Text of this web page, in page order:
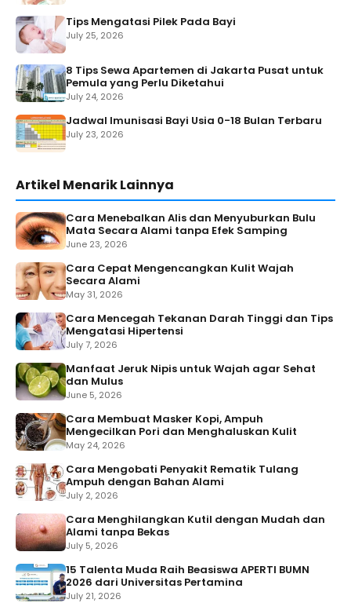
Tips Mengatasi Pilek Pada Bayi
July 25, 2026
8 Tips Sewa Apartemen di Jakarta Pusat untuk
Pemula yang Perlu Diketahui
July 24, 2026
Jadwal Imunisasi Bayi Usia 0-18 Bulan Terbaru
July 23, 2026
Artikel Menarik Lainnya
Cara Menebalkan Alis dan Menyuburkan Bulu
Mata Secara Alami tanpa Efek Samping
June 23, 2026
Cara Cepat Mengencangkan Kulit Wajah
Secara Alami
May 31, 2026
Cara Mencegah Tekanan Darah Tinggi dan Tips
Mengatasi Hipertensi
July 7, 2026
Manfaat Jeruk Nipis untuk Wajah agar Sehat
dan Mulus
June 5, 2026
Cara Membuat Masker Kopi, Ampuh
Mengecilkan Pori dan Menghaluskan Kulit
May 24, 2026
Cara Mengobati Penyakit Rematik Tulang
Ampuh dengan Bahan Alami
July 2, 2026
Cara Menghilangkan Kutil dengan Mudah dan
Alami tanpa Bekas
July 5, 2026
15 Talenta Muda Raih Beasiswa APERTI BUMN
2026 dari Universitas Pertamina
July 21, 2026